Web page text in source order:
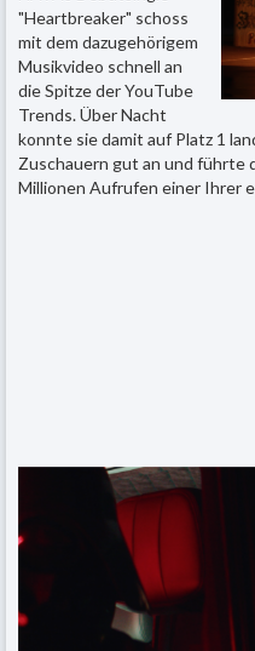
"Heartbreaker" schoss
mit dem dazugehörigem
Musikvideo schnell an
die Spitze der YouTube
Trends. Über Nacht
konnte sie damit auf Platz 1
Zuschauern gut an und führte
Millionen Aufrufen einer Ihrer